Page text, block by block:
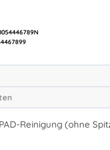
Reinigung (ohne